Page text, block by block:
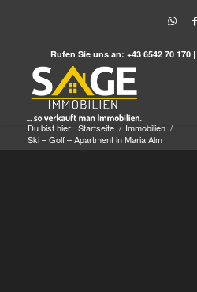
Rufen Sie uns an: +43 6542 70 170 |
Du bist hier: Startseite / Immobilien /
Ski – Golf – Apartment in Maria Alm